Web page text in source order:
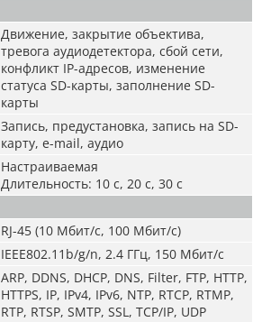
Движение, закрытие объектива,
тревога аудиодетектора, сбой сети,
конфликт IP-адресов, изменение
статуса SD-карты, заполнение SD-
карты
Запись, предустановка, запись на SD-
карту, e-mail, аудио
Настраиваемая
Длительность: 10 с, 20 с, 30 с
RJ-45 (10 Мбит/с, 100 Мбит/с)
IEEE802.11b/g/n, 2.4 ГГц, 150 Мбит/с
ARP, DDNS, DHCP, DNS, Filter, FTP, HTTP,
HTTPS, IP, IPv4, IPv6, NTP, RTCP, RTMP,
RTP, RTSP, SMTP, SSL, TCP/IP, UDP